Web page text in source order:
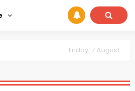
Friday, 7 August